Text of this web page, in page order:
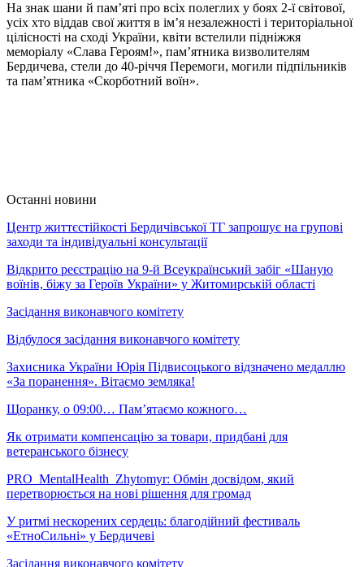
На знак шани й пам’яті про всіх полеглих у боях 2-ї світової,
усіх хто віддав свої життя в ім’я незалежності і територіальної
цілісності на сході України, квіти встелили підніжжя
меморіалу «Слава Героям!», пам’ятника визволителям
Бердичева, стели до 40-річчя Перемоги, могили підпільників
та пам’ятника «Скорботний воїн».
Останні новини
Центр життєстійкості Бердичівської ТГ запрошує на групові
заходи та індивідуальні консультації
Відкрито реєстрацію на 9-й Всеукраїнський забіг «Шаную
воїнів, біжу за Героїв України» у Житомирській області
Засідання виконавчого комітету
Відбулося засідання виконавчого комітету
Захисника України Юрія Підвисоцького відзначено медаллю
«За поранення». Вітаємо земляка!
Щоранку, о 09:00… Пам’ятаємо кожного…
Як отримати компенсацію за товари, придбані для
ветеранського бізнесу
PRO_MentalHealth_Zhytomyr: Обмін досвідом, який
перетворюється на нові рішення для громад
У ритмі нескорених сердець: благодійний фестиваль
«ЕтноСильні» у Бердичеві
Засідання виконавчого комітету